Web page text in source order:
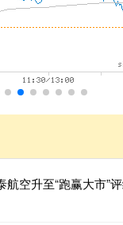
空升至“跑赢大市”